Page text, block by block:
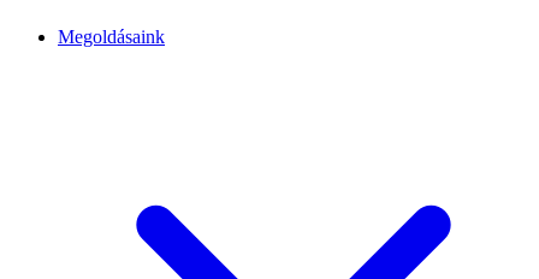
Megoldásaink